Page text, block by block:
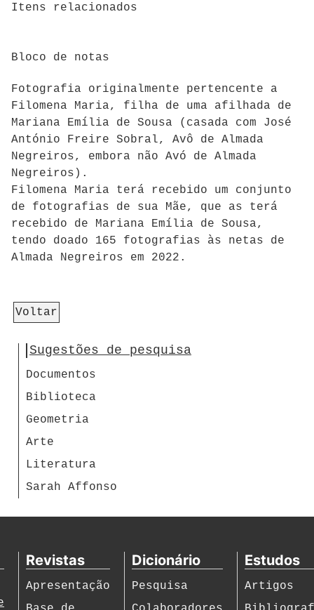
Itens relacionados
Bloco de notas
Fotografia originalmente pertencente a
Filomena Maria, filha de uma afilhada de
Mariana Emília de Sousa (casada com José
António Freire Sobral, Avô de Almada
Negreiros, embora não Avó de Almada
Negreiros).
Filomena Maria terá recebido um conjunto
de fotografias de sua Mãe, que as terá
recebido de Mariana Emília de Sousa,
tendo doado 165 fotografias às netas de
Almada Negreiros em 2022.
Voltar
Sugestões de pesquisa
Documentos
Biblioteca
Geometria
Arte
Literatura
Sarah Affonso
Revistas
Apresentação
Dicionário
Pesquisa
Estudos
Artigos